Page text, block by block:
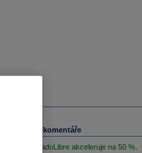
Související komentáře
Růst MercadoLibre akceleruje na 50 %.